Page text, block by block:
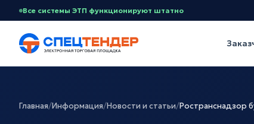
Все системы ЭТП функционируют штатно
Главная/Информация/Новости и статьи/Ространснадзор